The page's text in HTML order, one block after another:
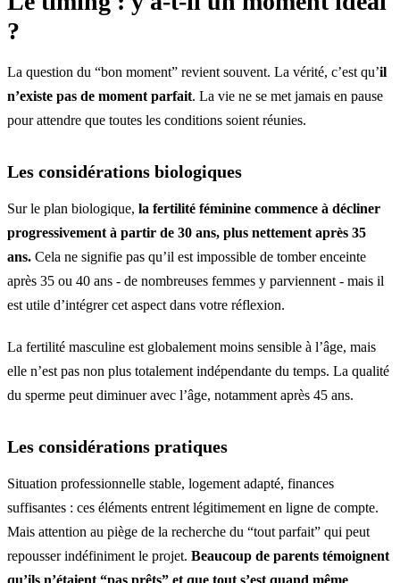
?
La question du “bon moment” revient souvent. La vérité, c’est qu’il
n’existe pas de moment parfait. La vie ne se met jamais en pause
pour attendre que toutes les conditions soient réunies.
Les considérations biologiques
Sur le plan biologique, la fertilité féminine commence à décliner
progressivement à partir de 30 ans, plus nettement après 35
ans. Cela ne signifie pas qu’il est impossible de tomber enceinte
après 35 ou 40 ans - de nombreuses femmes y parviennent - mais il
est utile d’intégrer cet aspect dans votre réflexion.
La fertilité masculine est globalement moins sensible à l’âge, mais
elle n’est pas non plus totalement indépendante du temps. La qualité
du sperme peut diminuer avec l’âge, notamment après 45 ans.
Les considérations pratiques
Situation professionnelle stable, logement adapté, finances
suffisantes : ces éléments entrent légitimement en ligne de compte.
Mais attention au piège de la recherche du “tout parfait” qui peut
repousser indéfiniment le projet. Beaucoup de parents témoignent
qu’ils n’étaient “pas prêts” et que tout s’est quand même